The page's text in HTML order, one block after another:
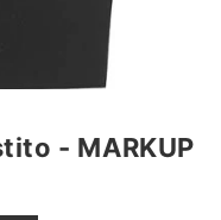
- MARKUP